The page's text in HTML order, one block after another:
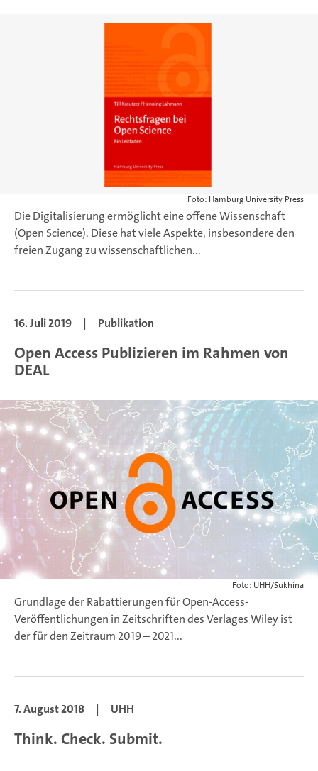
Foto: Hamburg University Press
Die Digitalisierung ermöglicht eine offene Wissenschaft
(Open Science). Diese hat viele Aspekte, insbesondere den
freien Zugang zu wissenschaftlichen...
16. Juli 2019 | Publikation
Open Access Publizieren im Rahmen von
DEAL
Foto: UHH/Sukhina
Grundlage der Rabattierungen für Open-Access-
Veröffentlichungen in Zeitschriften des Verlages Wiley ist
der für den Zeitraum 2019 – 2021...
7. August 2018 | UHH
Think. Check. Submit.